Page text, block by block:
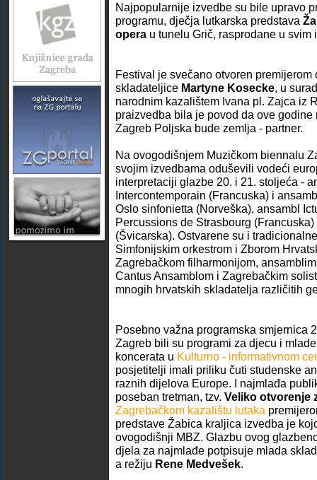
Najpopularnije izvedbe su bile upravo
programu, dječja lutkarska predstava
opera u tunelu Grič, rasprodane u svim
Festival je svečano otvoren
skladateljice Martyne Kosecke, u
narodnim kazalištem Ivana pl. Zajca iz
praizvedba bila je povod da ove
Zagreb Poljska bude zemlja - partner.
Na ovogodišnjem Muzičkom biennalu
svojim izvedbama oduševili vodeći
interpretaciji glazbe 20. i 21. stoljeća -
Intercontemporain (Francuska) i
Oslo sinfonietta (Norveška), ansambl
Percussions de Strasbourg
(Švicarska). Ostvarene su i
Simfonijskim orkestrom i Zborom
Zagrebačkom filharmonijom,
Cantus Ansamblom i Zagrebačkim
mnogih hrvatskih skladatelja različitih
Posebno važna programska smjernica
Zagreb bili su programi za djecu i
koncerata u Kulturno - informativnom
posjetitelji imali priliku čuti studenske
raznih dijelova Europe. I najmlađa
poseban tretman, tzv. Veliko otvorenje
Zagrebačkom kazalištu lutaka
predstave Žabica kraljica izvedba je
ovogodišnji MBZ. Glazbu ovog
djela za najmlađe potpisuje mlada
a režiju Rene Medvešek.